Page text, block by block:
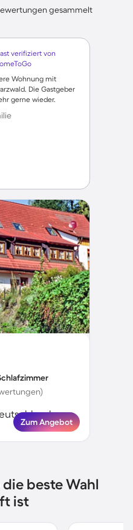
gesammelt
verifiziert von
Wohnung mit
Die Gastgeber
gerne wieder.
Zum Angebot
beste Wahl
ist